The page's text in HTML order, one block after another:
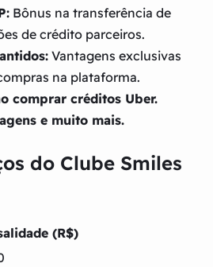
Bônus na transferência de
de crédito parceiros.
Vantagens exclusivas
na plataforma.
comprar créditos Uber.
e muito mais.
do Clube Smiles
(R$)